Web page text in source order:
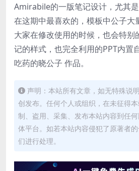
Amirabile的一版笔记设计，尤其
在这期中最喜欢的，模板中公子大
大家在修改使用的时候，也会特别
记的样式，也完全利用的PPT内
吃药的晓公子 作品。
声明：本站所有文章，如无特殊说
创发布。任何个人或组织，在未征得
制、盗用、采集、发布本站内容到任
体平台。如若本站内容侵犯了原著者
们进行处理。